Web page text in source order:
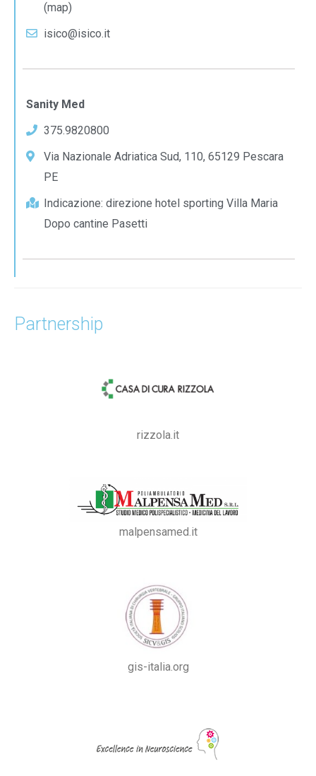
(map)
isico@isico.it
Sanity Med
375.9820800
Via Nazionale Adriatica Sud, 110, 65129 Pescara
PE
Indicazione: direzione hotel sporting Villa Maria
Dopo cantine Pasetti
Partnership
rizzola.it
malpensamed.it
gis-italia.org